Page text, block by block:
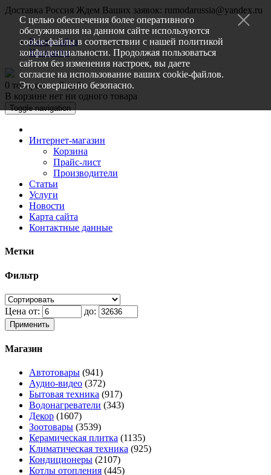
Доставка Россия Ждем Ваших заявок: rumodarussia@yandex.ru
Карта сайта
Контакты
0 товаров — 0 руб.
В корзине нет ни одного товара
Toggle navigation
Интернет-магазин
Корзина
Прайс-лист
Производители
Статьи
Услуги
Новости
Карта сайта
Контактные данные
Метки
Фильтр
Цена от: до:
Применить
Магазин
Автотовары (941)
Аудио-видео (372)
Бытовая техника (917)
Водонагреватели (343)
Декор (1607)
Зоотовары (3539)
Керамическая плитка (1135)
Климатическая техника (925)
Кондиционеры (2107)
Котлы отопления (445)
С целью обеспечения более оперативного
обслуживания на данном сайте используются
cookie-файлы в соответствии с нашей политикой
конфиденциальности. Продолжая пользоваться
сайтом без изменения настроек, вы даете
согласие на использование ваших cookie-файлов.
Это совершенно безопасно.